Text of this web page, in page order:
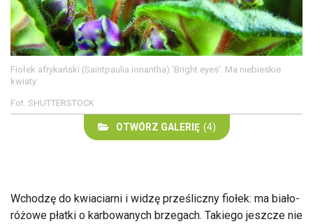
Fiołek afrykański (Saintpaulia ionantha) 'Bright eyes'. Ma niebieskie
kwiaty
Fot. SHUTTERSTOCK
OTWÓRZ GALERIĘ (4)
Wchodzę do kwiaciarni i widzę prześliczny fiołek: ma biało-
różowe płatki o karbowanych brzegach. Takiego jeszcze nie